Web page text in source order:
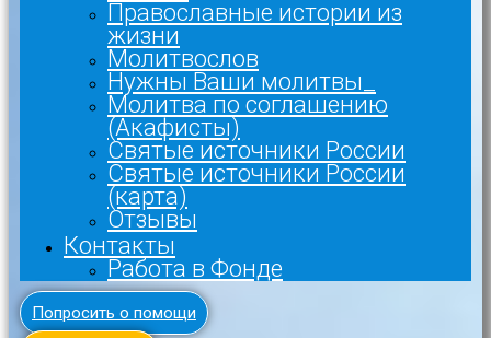
Православные истории из
жизни
Молитвослов
Нужны Ваши молитвы_
Молитва по соглашению
(Акафисты)
Святые источники России
Святые источники России
(карта)
Отзывы
Контакты
Работа в Фонде
Попросить о помощи